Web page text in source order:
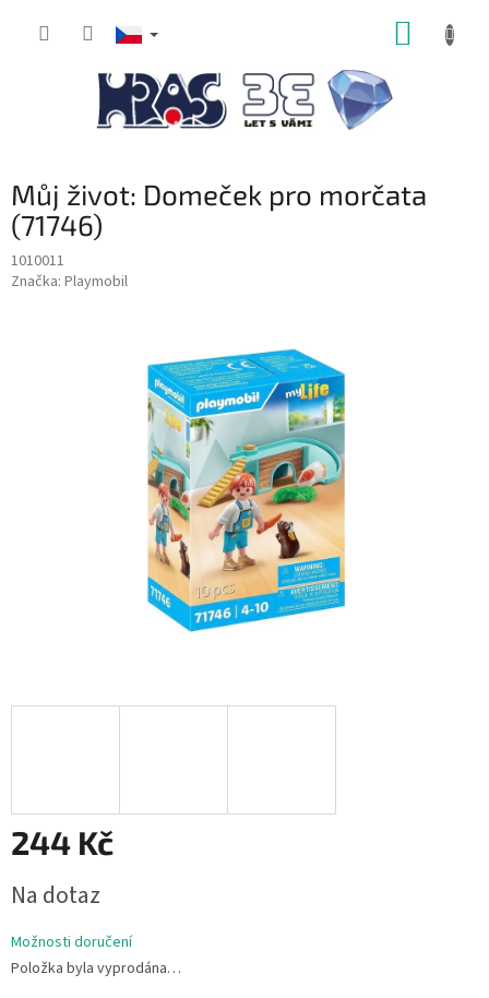
Můj život: Domeček pro morčata
(71746)
1010011
Značka: Playmobil
244 Kč
cena:
Na dotaz
Možnosti doručení
Položka byla vyprodána…